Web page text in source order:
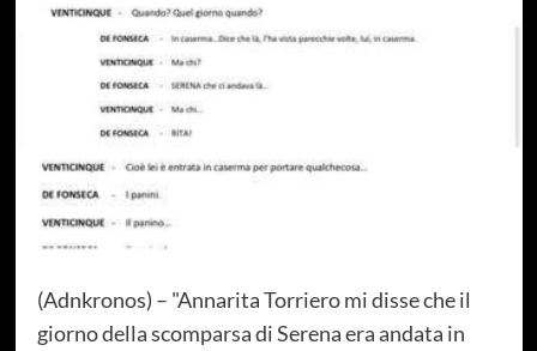
(Adnkronos) – "Annarita Torriero mi disse che il
giorno della scomparsa di Serena era andata in